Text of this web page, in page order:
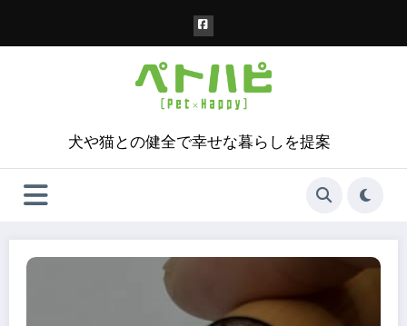
犬や猫との健全で幸せな暮らしを提案